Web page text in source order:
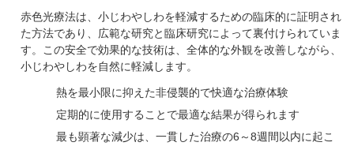
赤色光療法は、小じわやしわを軽減するための臨床的に証明され
た方法であり、広範な研究と臨床研究によって裏付けられていま
す。この安全で効果的な技術は、全体的な外観を改善しながら、
小じわやしわを自然に軽減します。
熱を最小限に抑えた非侵襲的で快適な治療体験
定期的に使用することで最適な結果が得られます
最も顕著な減少は、一貫した治療の6～8週間以内に起こ